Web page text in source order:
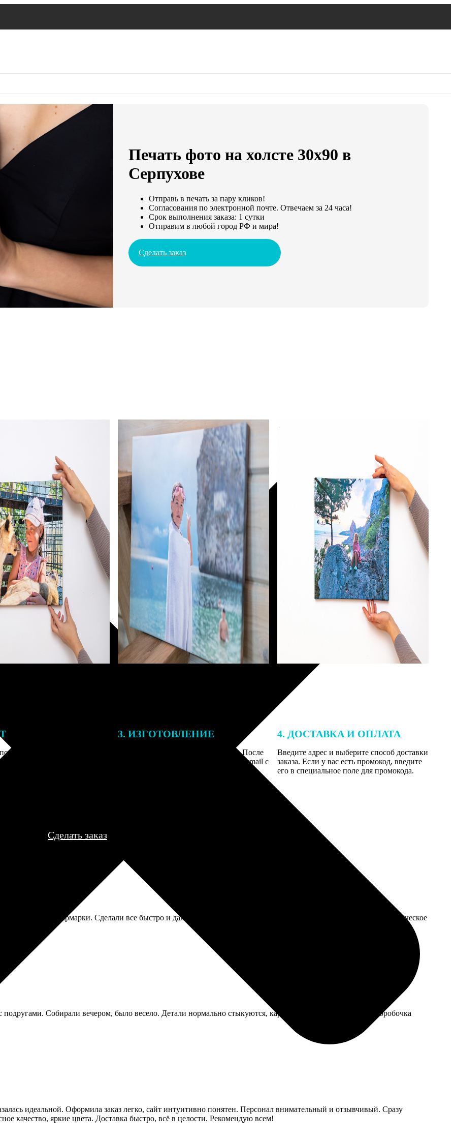
Печать фото на холсте 30х90 в
Серпухове
Отправь в печать за пару кликов!
Согласования по электронной почте. Отвечаем за 24 часа!
Срок выполнения заказа: 1 сутки
Отправим в любой город РФ и мира!
Сделать заказ
заказа к печати
могут связаться с Вами
телефону или email для
деталей.
3. ИЗГОТОВЛЕНИЕ
Оплатите заказ банковской картой. После
оплаты получите подтверждение на email с
описанием заказа. Когда отправим заказ
4. ДОСТАВКА И ОПЛАТА
Введите адрес и выберите способ доставки
заказа. Если у вас есть промокод, введите
его в специальное поле для промокода.
Сделать заказ
ярмарки. Сделали все быстро и даже дали небольшую скидку, когда объяснила цель. Очень человеческое
Собирали вечером, было весело. Детали нормально стыкуются, картинка не стирается, но вот коробочка
идеальной. Оформила заказ легко, сайт интуитивно понятен. Персонал внимательный и отзывчивый. Сразу
качество, яркие цвета. Доставка быстро, всё в целости. Рекомендую всем!